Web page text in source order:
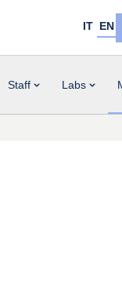
IT EN
Staff Labs